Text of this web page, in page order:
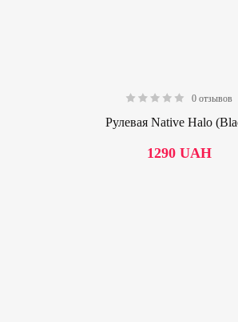
0 отзывов
Рулевая Native Halo
1290 UAH